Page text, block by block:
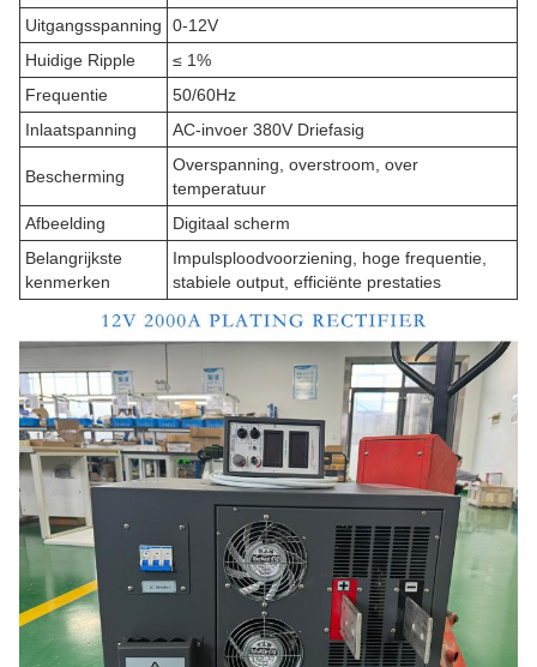
Uitgangsspanning
0-12V
Huidige Ripple
≤ 1%
Frequentie
50/60Hz
Inlaatspanning
AC-invoer 380V Driefasig
Bescherming
Overspanning, overstroom, over
temperatuur
Afbeelding
Digitaal scherm
Belangrijkste
kenmerken
Impulsploodvoorziening, hoge frequentie,
stabiele output, efficiënte prestaties